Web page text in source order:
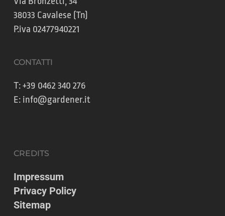
38033 Cavalese (Tn)
P.iva 02477940221
CONTATTI
T:+39 0462 340 276
E: info@gardener.it
CREDITS
Impressum
Privacy Policy
Sitemap